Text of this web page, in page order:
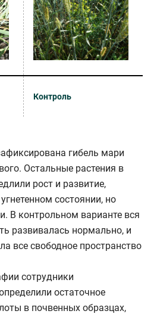
Контроль
гибель мари
Остальные растения в
рост и развитие,
состоянии, но
В контрольном варианте вся
развивалась нормально, и
все свободное пространство
сотрудники
остаточное
в почвенных образцах,